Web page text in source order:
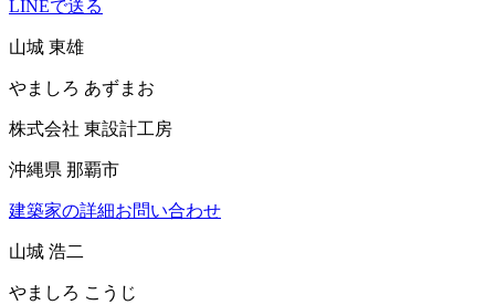
LINEで送る
山城 東雄
やましろ あずまお
株式会社 東設計工房
沖縄県 那覇市
建築家の詳細お問い合わせ
山城 浩二
やましろ こうじ